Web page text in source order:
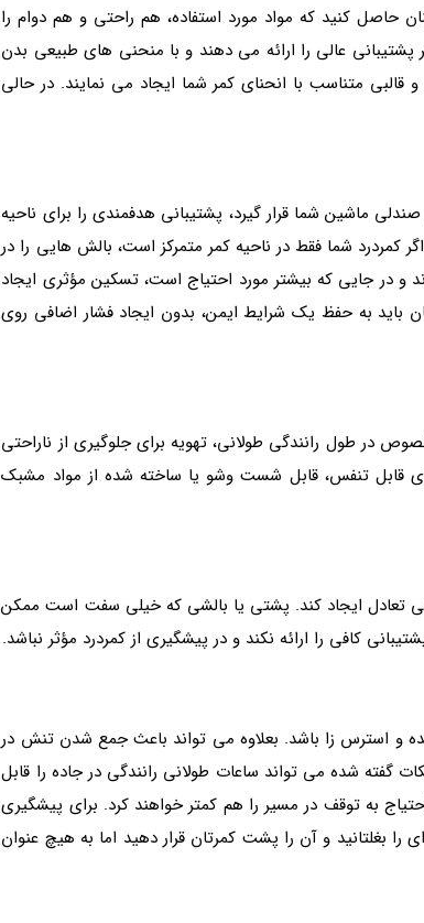
حاصل کنید که مواد مورد استفاده، هم راحتی و هم دوام را
عالی را ارائه می دهند و با منحنی های طبیعی بدن
متناسب با انحنای کمر شما ایجاد می نمایند. در حالی
ماشین شما قرار گیرد، پشتیبانی هدفمندی را برای ناحیه
کمردرد شما فقط در ناحیه کمر متمرکز است، بالش هایی را در
و در جایی که بیشتر مورد احتیاج است، تسکین مؤثری ایجاد
باید به حفظ یک شرایط ایمن، بدون ایجاد فشار اضافی روی
در طول رانندگی طولانی، تهویه برای جلوگیری از ناراحتی
قابل تنفس، قابل شست وشو یا ساخته شده از مواد مشبک
تعادل ایجاد کند. پشتی یا بالشی که خیلی سفت است ممکن
کافی را ارائه نکند و در پیشگیری از کمردرد مؤثر نباشد.
و استرس زا باشد. بعلاوه می تواند باعث جمع شدن تنش در
گفته شده می تواند ساعات طولانی رانندگی در جاده را قابل
به توقف در مسیر را هم کمتر خواهند کرد. برای پیشگیری
را بغلتانید و آن را پشت کمرتان قرار دهید اما به هیچ عنوان